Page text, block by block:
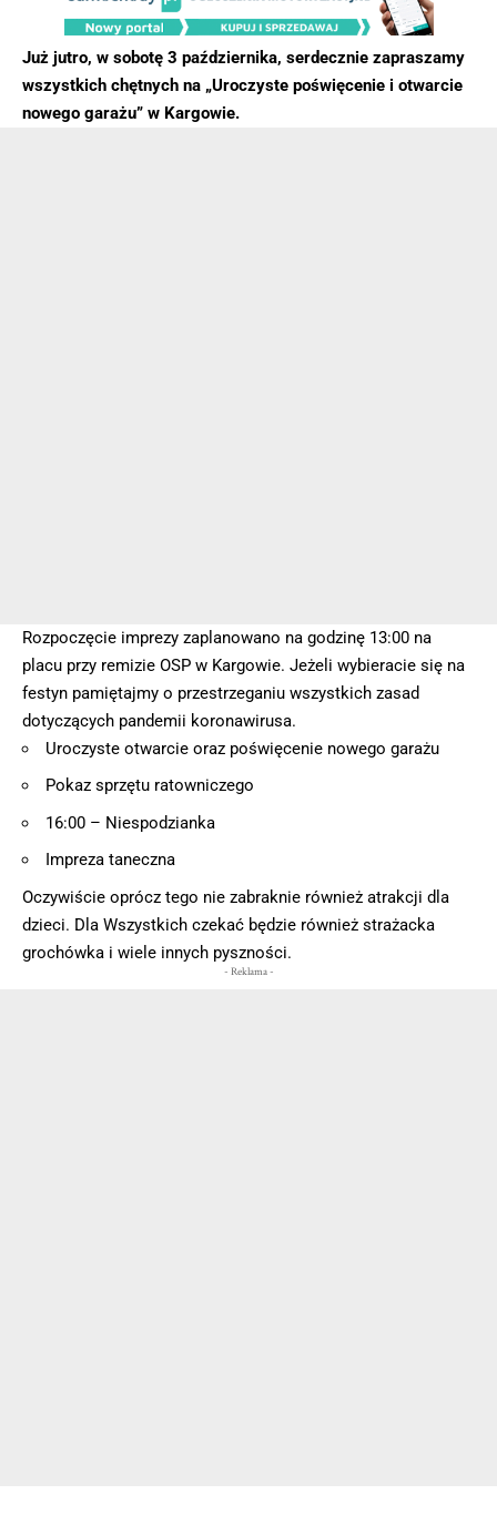
Już jutro, w sobotę 3 października, serdecznie zapraszamy
wszystkich chętnych na „Uroczyste poświęcenie i otwarcie
nowego garażu” w Kargowie.
Rozpoczęcie imprezy zaplanowano na godzinę 13:00 na
placu przy remizie OSP w Kargowie. Jeżeli wybieracie się na
festyn pamiętajmy o przestrzeganiu wszystkich zasad
dotyczących pandemii koronawirusa.
Uroczyste otwarcie oraz poświęcenie nowego garażu
Pokaz sprzętu ratowniczego
16:00 – Niespodzianka
Impreza taneczna
Oczywiście oprócz tego nie zabraknie również atrakcji dla
dzieci. Dla Wszystkich czekać będzie również strażacka
grochówka i wiele innych pyszności.
- Reklama -